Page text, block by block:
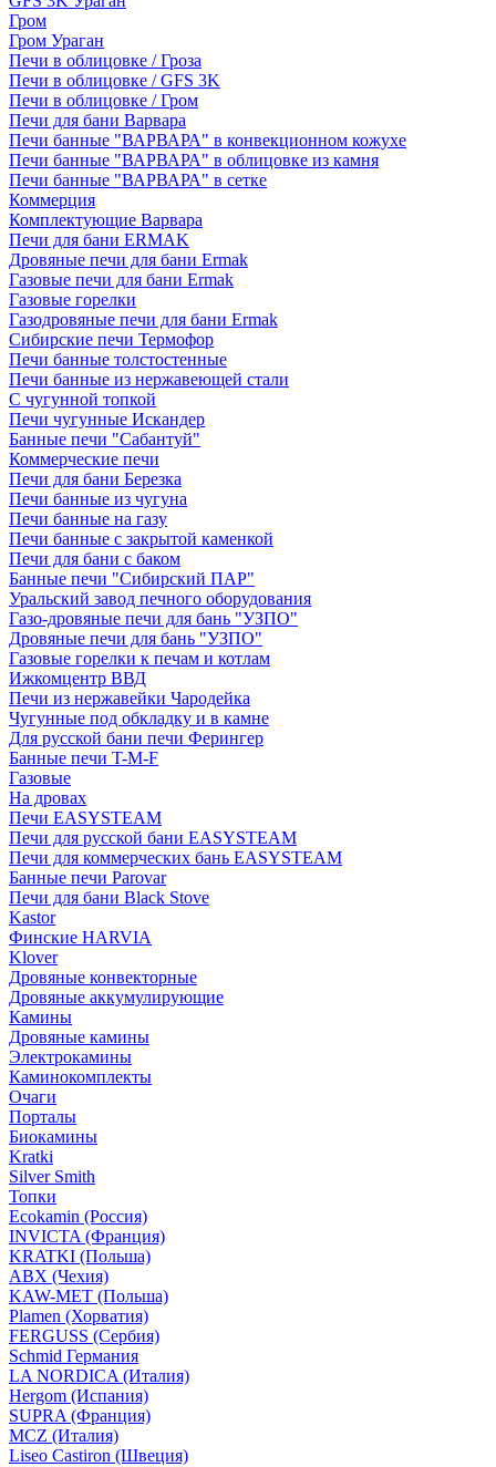
Гром
Гром Ураган
Печи в облицовке / Гроза
Печи в облицовке / GFS 3K
Печи в облицовке / Гром
Печи для бани Варвара
Печи банные "ВАРВАРА" в конвекционном кожухе
Печи банные "ВАРВАРА" в облицовке из камня
Печи банные "ВАРВАРА" в сетке
Коммерция
Комплектующие Варвара
Печи для бани ERMAK
Дровяные печи для бани Ermak
Газовые печи для бани Ermak
Газовые горелки
Газодровяные печи для бани Ermak
Сибирские печи Термофор
Печи банные толстостенные
Печи банные из нержавеющей стали
С чугунной топкой
Печи чугунные Искандер
Банные печи "Сабантуй"
Коммерческие печи
Печи для бани Березка
Печи банные из чугуна
Печи банные на газу
Печи банные с закрытой каменкой
Печи для бани с баком
Банные печи "Сибирский ПАР"
Уральский завод печного оборудования
Газо-дровяные печи для бань "УЗПО"
Дровяные печи для бань "УЗПО"
Газовые горелки к печам и котлам
Ижкомцентр ВВД
Печи из нержавейки Чародейка
Чугунные под обкладку и в камне
Для русской бани печи Ферингер
Банные печи T-M-F
Газовые
На дровах
Печи EASYSTEAM
Печи для русской бани EASYSTEAM
Печи для коммерческих бань EASYSTEAM
Банные печи Parovar
Печи для бани Black Stove
Kastor
Финские HARVIA
Klover
Дровяные конвекторные
Дровяные аккумулирующие
Камины
Дровяные камины
Электрокамины
Каминокомплекты
Очаги
Порталы
Биокамины
Kratki
Silver Smith
Топки
Ecokamin (Россия)
INVICTA (Франция)
KRATKI (Польша)
ABX (Чехия)
KAW-MET (Польша)
Plamen (Хорватия)
FERGUSS (Сербия)
Schmid Германия
LA NORDICA (Италия)
Hergom (Испания)
SUPRA (Франция)
MCZ (Италия)
Liseo Castiron (Швеция)